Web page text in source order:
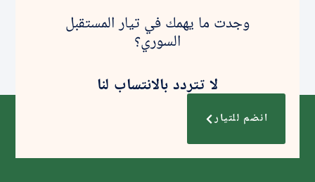
وجدت ما يهمك في تيار المستقبل
السوري؟
لا تتردد بالانتساب لنا
انضم للتيار